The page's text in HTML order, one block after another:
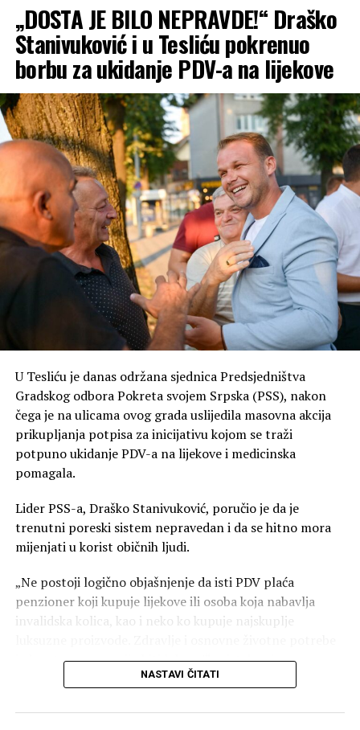
Reproduktor
videozapisa
00:00 00:40
Glavne poruke sa sastanka u Bijeljini:
Potpuna pokrivenost terena: Analiziran rad svih
trud i odgovornost ključni faktori za ostvarivanje
„DOSTA JE BILO NEPRAVDE!“ Draško
Stanivuković i u Tesliću pokrenuo
borbu za ukidanje PDV-a na lijekove
U Tesliću je danas održana sjednica Predsjedništva
Gradskog odbora Pokreta svojem Srpska (PSS), nakon
čega je na ulicama ovog grada uslijedila masovna akcija
prikupljanja potpisa za inicijativu kojom se traži
potpuno ukidanje PDV-a na lijekove i medicinska
pomagala.
Lider PSS-a, Draško Stanivuković, poručio je da je
trenutni poreski sistem nepravedan i da se hitno mora
mijenjati u korist običnih ljudi.
„Ne postoji logično objašnjenje da isti PDV plaća
penzioner koji kupuje lijekove ili osoba koja nabavlja
invalidska kolica, kao i neko ko kupuje najskuplje
jednostavno ne smiju biti luksuz!“ — istakao je
Koji su naredni koraci?
NASTAVI ČITATI